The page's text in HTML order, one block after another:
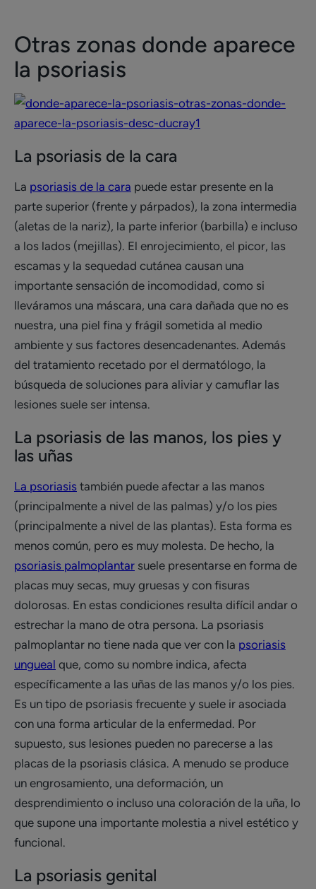
Otras zonas donde aparece
la psoriasis
La psoriasis de la cara
La psoriasis de la cara puede estar presente en la
parte superior (frente y párpados), la zona intermedia
(aletas de la nariz), la parte inferior (barbilla) e incluso
a los lados (mejillas). El enrojecimiento, el picor, las
escamas y la sequedad cutánea causan una
importante sensación de incomodidad, como si
lleváramos una máscara, una cara dañada que no es
nuestra, una piel fina y frágil sometida al medio
ambiente y sus factores desencadenantes. Además
del tratamiento recetado por el dermatólogo, la
búsqueda de soluciones para aliviar y camuflar las
lesiones suele ser intensa.
La psoriasis de las manos, los pies y
las uñas
La psoriasis también puede afectar a las manos
(principalmente a nivel de las palmas) y/o los pies
(principalmente a nivel de las plantas). Esta forma es
menos común, pero es muy molesta. De hecho, la
psoriasis palmoplantar suele presentarse en forma de
placas muy secas, muy gruesas y con fisuras
dolorosas. En estas condiciones resulta difícil andar o
estrechar la mano de otra persona. La psoriasis
palmoplantar no tiene nada que ver con la psoriasis
ungueal que, como su nombre indica, afecta
específicamente a las uñas de las manos y/o los pies.
Es un tipo de psoriasis frecuente y suele ir asociada
con una forma articular de la enfermedad. Por
supuesto, sus lesiones pueden no parecerse a las
placas de la psoriasis clásica. A menudo se produce
un engrosamiento, una deformación, un
desprendimiento o incluso una coloración de la uña, lo
que supone una importante molestia a nivel estético y
funcional.
La psoriasis genital